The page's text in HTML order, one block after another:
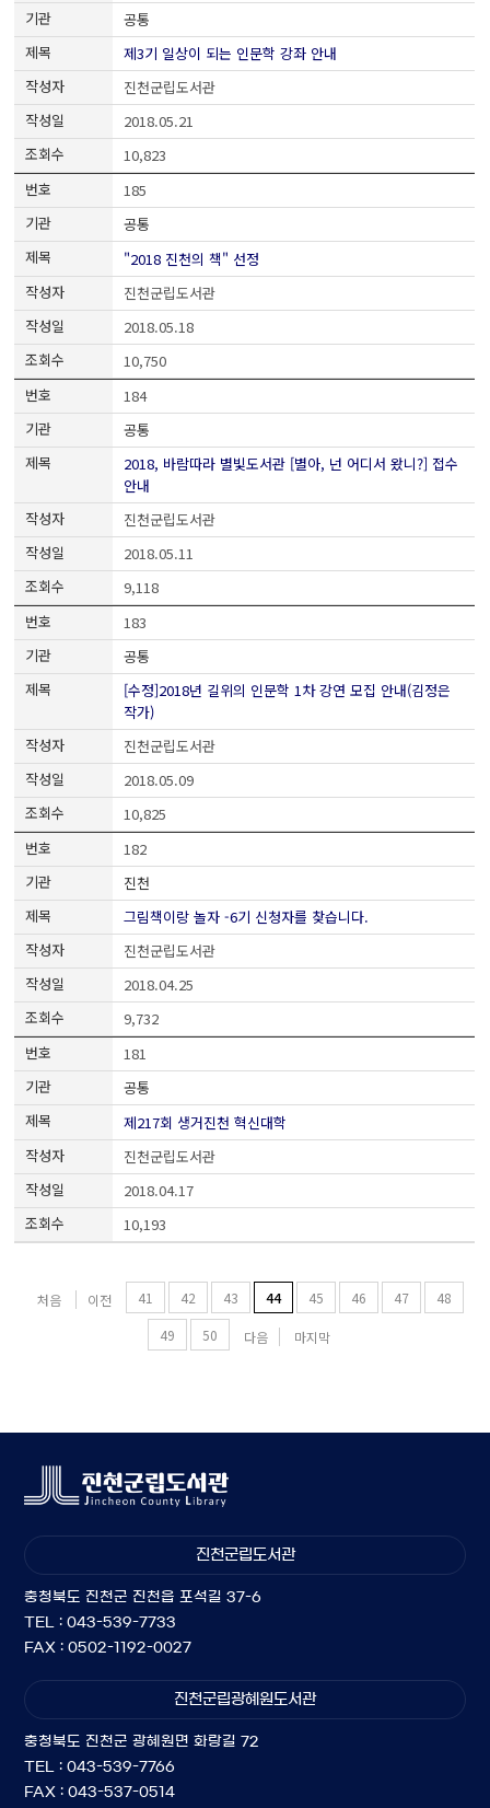
공통
제3기 일상이 되는 인문학 강좌 안내
진천군립도서관
2018.05.21
10,823
185
공통
"2018 진천의 책" 선정
진천군립도서관
2018.05.18
10,750
184
공통
2018, 바람따라 별빛도서관 [별아, 넌 어디서 왔니?] 접수
안내
진천군립도서관
2018.05.11
9,118
183
공통
[수정]2018년 길위의 인문학 1차 강연 모집 안내(김정은
작가)
진천군립도서관
2018.05.09
10,825
182
진천
그림책이랑 놀자 -6기 신청자를 찾습니다.
진천군립도서관
2018.04.25
9,732
181
공통
제217회 생거진천 혁신대학
진천군립도서관
2018.04.17
10,193
처음 이전 41 42 43 44 45 46 47
48
49
50 다음 마지막
진천군립도서관
충청북도 진천군 진천읍 포석길 37-6
TEL : 043-539-7733
FAX : 0502-1192-0027
진천군립광혜원도서관
충청북도 진천군 광혜원면 화랑길 72
TEL : 043-539-7766
FAX : 043-537-0514